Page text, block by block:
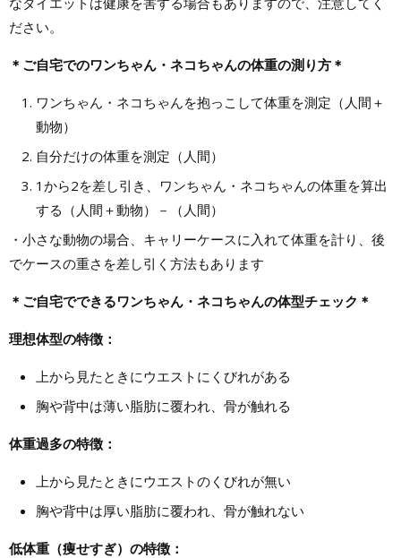
ださい。
＊ご自宅でのワンちゃん・ネコちゃんの体重の測り方＊
ワンちゃん・ネコちゃんを抱っこして体重を測定（人間＋
動物）
自分だけの体重を測定（人間）
1から2を差し引き、ワンちゃん・ネコちゃんの体重を算出
する（人間＋動物）－（人間）
・小さな動物の場合、キャリーケースに入れて体重を計り、後
でケースの重さを差し引く方法もあります
＊ご自宅でできるワンちゃん・ネコちゃんの体型チェック＊
理想体型の特徴：
上から見たときにウエストにくびれがある
胸や背中は薄い脂肪に覆われ、骨が触れる
体重過多の特徴：
上から見たときにウエストのくびれが無い
胸や背中は厚い脂肪に覆われ、骨が触れない
低体重（痩せすぎ）の特徴：